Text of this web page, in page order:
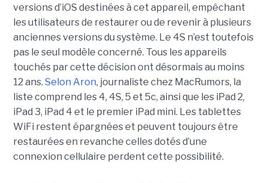
versions d’iOS destinées à cet appareil, empêchant
les utilisateurs de restaurer ou de revenir à plusieurs
anciennes versions du système. Le 4S n’est toutefois
pas le seul modèle concerné. Tous les appareils
touchés par cette décision ont désormais au moins
12 ans. Selon Aron, journaliste chez MacRumors, la
liste comprend les 4, 4S, 5 et 5c, ainsi que les iPad 2,
iPad 3, iPad 4 et le premier iPad mini. Les tablettes
WiFi restent épargnées et peuvent toujours être
restaurées en revanche celles dotés d’une
connexion cellulaire perdent cette possibilité.